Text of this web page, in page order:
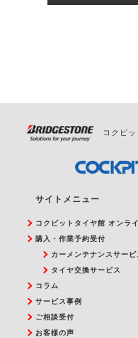
の日時変更につき
コクピ
サイトメニュー
コクピットタイヤ館 オンラ
購入・作業予約受付
カーメンテナンスサービ
タイヤ交換サービス
コラム
サービス事例
ご相談受付
お客様の声